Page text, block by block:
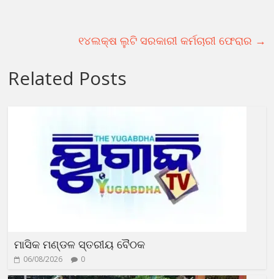
୧୪ଲକ୍ଷ ଲୁଟି ସରକାରୀ କର୍ମଚାରୀ ଫେରାର →
Related Posts
ମାସିକ ମଣ୍ଡଳ ସ୍ତରୀୟ ବୈଠକ
06/08/2026 0